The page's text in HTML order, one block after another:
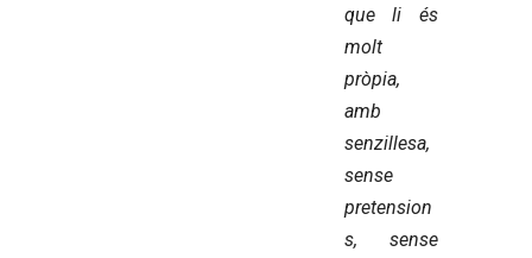
que li és
molt
pròpia,
amb
senzillesa,
sense
pretension
s, sense